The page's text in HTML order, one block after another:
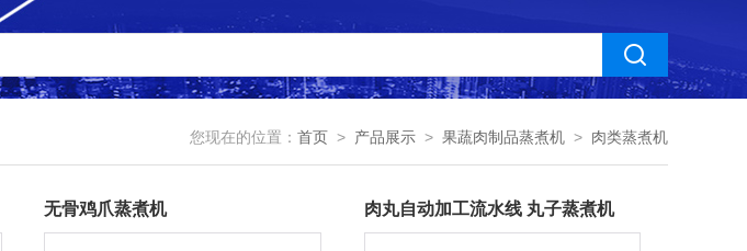
您现在的位置： 首页 > 产品展示 > 果蔬肉制品蒸煮机 > 肉类蒸煮机
无骨鸡爪蒸煮机 肉丸自动加工流水线 丸子蒸煮机